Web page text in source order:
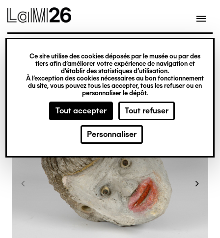
Gestion des cookies
Ce site utilise des cookies déposés par le musée ou par des
tiers afin d’améliorer votre expérience de navigation et
d’établir des statistiques d’utilisation.
À l’exception des cookies nécessaires au bon fonctionnement
du site, vous pouvez tous les accepter, tous les refuser ou en
personnaliser le dépôt.
Tout accepter Tout refuser
Personnaliser
contenu